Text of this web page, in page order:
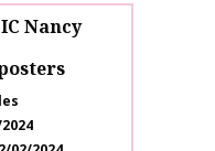
Nancy